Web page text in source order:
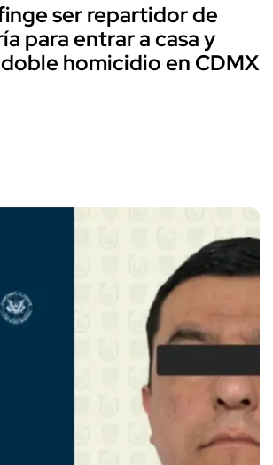
ser repartidor de
para entrar a casa y
homicidio en CDMX